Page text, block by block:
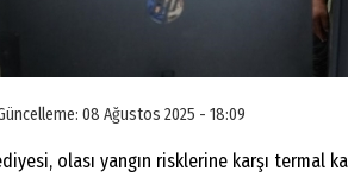
08 Ağustos 2025 - 18:09
olası yangın risklerine karşı termal